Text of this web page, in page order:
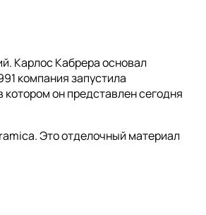
Карлос Кабрера основал
компания запустила
котором он представлен сегодня
Это отделочный материал